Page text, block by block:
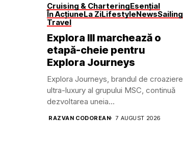
Cruising & CharteringEsențial
În AcțiuneLa ZiLifestyleNewsSailing
Travel
Explora III marchează o
etapă-cheie pentru
Explora Journeys
Explora Journeys, brandul de croaziere
ultra-luxury al grupului MSC, continuă
dezvoltarea uneia...
RAZVAN CODOREAN 7 AUGUST 2026